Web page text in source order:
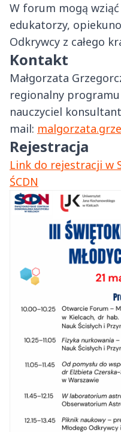
W forum mogą wziąć
edukatorzy,
Odkrywcy z całego
Kontakt
Małgorzata
regionalny programu
nauczyciel konsultant
mail:
Rejestracja
Link do rejestracji w
ŚCDN